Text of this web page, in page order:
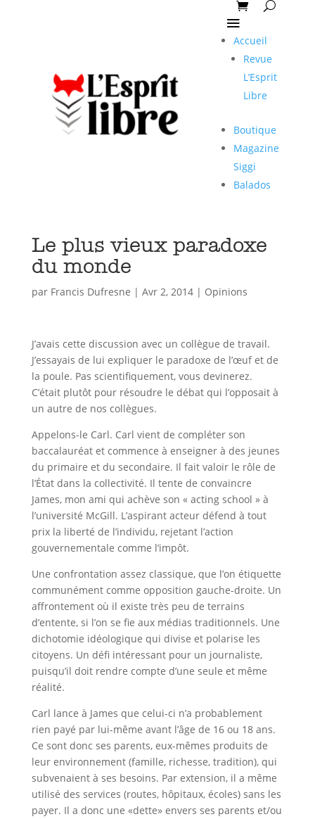
Accueil
Revue
L’Esprit
Libre
Boutique
Magazine
Siggi
Balados
Le plus vieux paradoxe
du monde
par Francis Dufresne | Avr 2, 2014| Opinions
J’avais cette discussion avec un collègue de travail.
J’essayais de lui expliquer le paradoxe de l’œuf et de
la poule. Pas scientifiquement, vous devinerez.
C’était plutôt pour résoudre le débat qui l’opposait à
un autre de nos collègues.
Appelons-le Carl. Carl vient de compléter son
baccalauréat et commence à enseigner à des jeunes
du primaire et du secondaire. Il fait valoir le rôle de
l’État dans la collectivité. Il tente de convaincre
James, mon ami qui achève son « acting school » à
l’université McGill. L’aspirant acteur défend à tout
prix la liberté de l’individu, rejetant l’action
gouvernementale comme l’impôt.
Une confrontation assez classique, que l’on étiquette
communément comme opposition gauche-droite. Un
affrontement où il existe très peu de terrains
d’entente, si l’on se fie aux médias traditionnels. Une
dichotomie idéologique qui divise et polarise les
citoyens. Un défi intéressant pour un journaliste,
puisqu’il doit rendre compte d’une seule et même
réalité.
Carl lance à James que celui-ci n’a probablement
rien payé par lui-même avant l’âge de 16 ou 18 ans.
Ce sont donc ses parents, eux-mêmes produits de
leur environnement (famille, richesse, tradition), qui
subvenaient à ses besoins. Par extension, il a même
utilisé des services (routes, hôpitaux, écoles) sans les
payer. Il a donc une «dette» envers ses parents et/ou